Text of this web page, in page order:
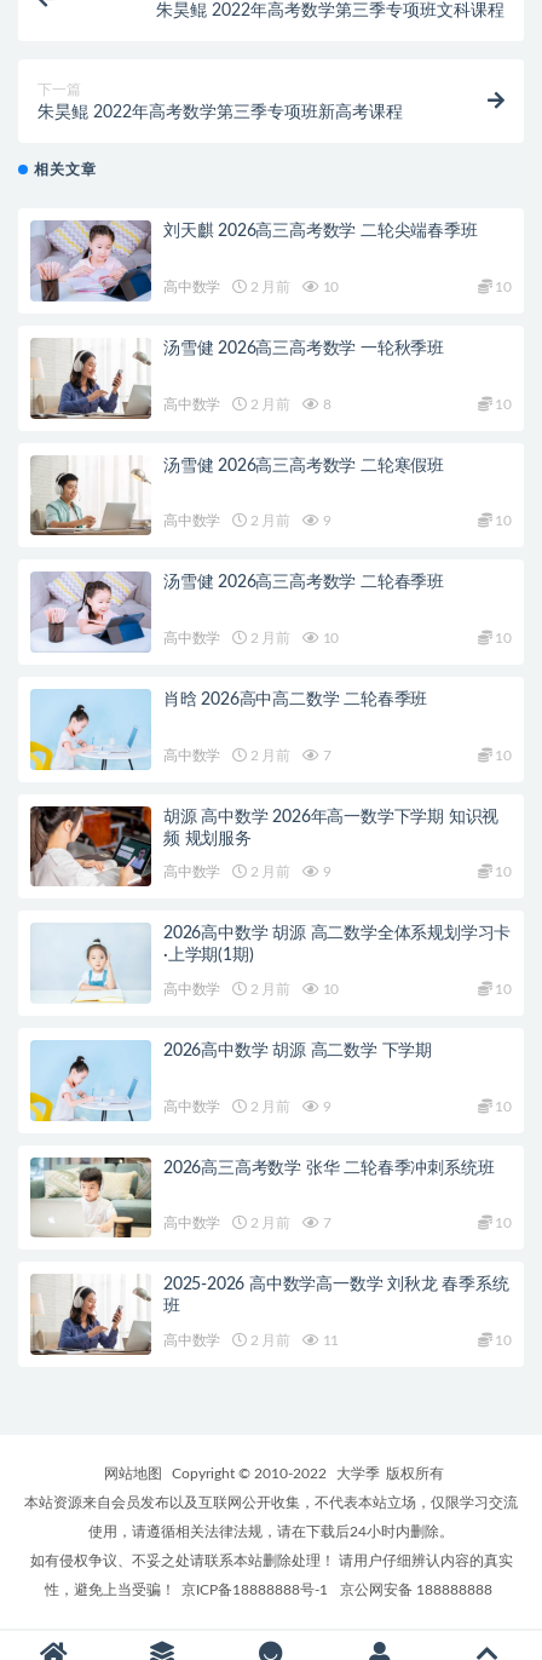
朱昊鲲 2022年高考数学第三季专项班文科课程
下一篇
朱昊鲲 2022年高考数学第三季专项班新高考课程
相关文章
刘天麒 2026高三高考数学 二轮尖端春季班
高中数学 2 月前 10 10
汤雪健 2026高三高考数学 一轮秋季班
高中数学 2 月前 8 10
汤雪健 2026高三高考数学 二轮寒假班
高中数学 2 月前 9 10
汤雪健 2026高三高考数学 二轮春季班
高中数学 2 月前 10 10
肖晗 2026高中高二数学 二轮春季班
高中数学 2 月前 7 10
胡源 高中数学 2026年高一数学下学期 知识视
频 规划服务
高中数学 2 月前 9 10
2026高中数学 胡源 高二数学全体系规划学习卡
·上学期(1期)
高中数学 2 月前 10 10
2026高中数学 胡源 高二数学 下学期
高中数学 2 月前 9 10
2026高三高考数学 张华 二轮春季冲刺系统班
高中数学 2 月前 7 10
2025-2026 高中数学高一数学 刘秋龙 春季系统
班
高中数学 2 月前 11 10
网站地图 Copyright © 2010-2022 大学季 版权所有
本站资源来自会员发布以及互联网公开收集，不代表本站立场，仅限学习交流
使用，请遵循相关法律法规，请在下载后24小时内删除。
如有侵权争议、不妥之处请联系本站删除处理！ 请用户仔细辨认内容的真实
性，避免上当受骗！
京ICP备18888888号-1 京公网安备 188888888